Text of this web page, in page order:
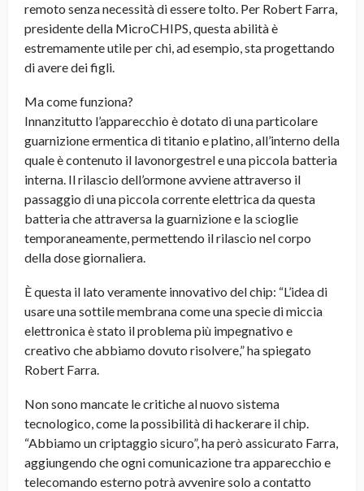
remoto senza necessità di essere tolto. Per Robert Farra,
presidente della MicroCHIPS, questa abilità è
estremamente utile per chi, ad esempio, sta progettando
di avere dei figli.
Ma come funziona?
Innanzitutto l’apparecchio è dotato di una particolare
guarnizione ermentica di titanio e platino, all’interno della
quale è contenuto il lavonorgestrel e una piccola batteria
interna. Il rilascio dell’ormone avviene attraverso il
passaggio di una piccola corrente elettrica da questa
batteria che attraversa la guarnizione e la scioglie
temporaneamente, permettendo il rilascio nel corpo
della dose giornaliera.
È questa il lato veramente innovativo del chip: “L’idea di
usare una sottile membrana come una specie di miccia
elettronica è stato il problema più impegnativo e
creativo che abbiamo dovuto risolvere,” ha spiegato
Robert Farra.
Non sono mancate le critiche al nuovo sistema
tecnologico, come la possibilità di hackerare il chip.
“Abbiamo un criptaggio sicuro”, ha però assicurato Farra,
aggiungendo che ogni comunicazione tra apparecchio e
telecomando esterno potrà avvenire solo a contatto